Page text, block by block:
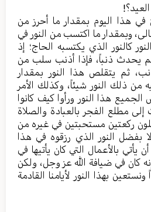
في هذا اليوم بمقدار ما أحرز من
وبمقدار ما اكتسب من النور في
كالنور الذي يكتسبه الحاج؛ إذ
لم يحدث ذنباً، فإذا أذنب سلب من
ثم يتقلص هذا النور بمقدار
من ذلك النور شيئاً، وكذلك الأمر
هذا النور ورأوا كيف كانوا
إلى مطلع الفجر بالعبادة والصلاة
ركعتين مستحبتين في غيره من
بفضل النور الذي رزقوه في هذا
يأتي بالأعمال التي كان يأتيها في
كان في ضيافة الله عز وجل، ولكن
بهذا النور لأيامنا القادمة